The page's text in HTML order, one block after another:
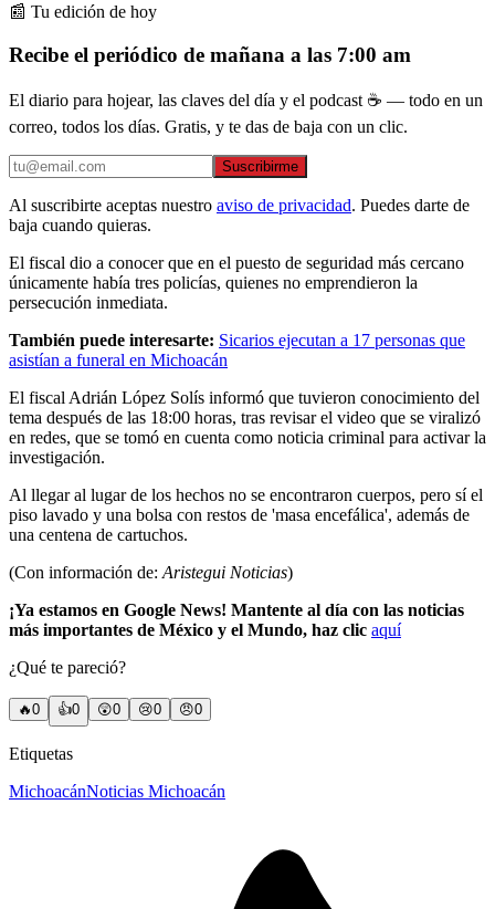
📰 Tu edición de hoy
Recibe el periódico de mañana a las 7:00 am
El diario para hojear, las claves del día y el podcast ☕ — todo en un
correo, todos los días. Gratis, y te das de baja con un clic.
Suscribirme
Al suscribirte aceptas nuestro aviso de privacidad. Puedes darte de
baja cuando quieras.
El fiscal dio a conocer que en el puesto de seguridad más cercano
únicamente había tres policías, quienes no emprendieron la
persecución inmediata.
También puede interesarte: Sicarios ejecutan a 17 personas que
asistían a funeral en Michoacán
El fiscal Adrián López Solís informó que tuvieron conocimiento del
tema después de las 18:00 horas, tras revisar el video que se viralizó
en redes, que se tomó en cuenta como noticia criminal para activar la
investigación.
Al llegar al lugar de los hechos no se encontraron cuerpos, pero sí el
piso lavado y una bolsa con restos de 'masa encefálica', además de
una centena de cartuchos.
(Con información de: Aristegui Noticias)
¡Ya estamos en Google News! Mantente al día con las noticias
más importantes de México y el Mundo, haz clic aquí
¿Qué te pareció?
🔥0 👍0 😲0 😢0 😠0
Etiquetas
MichoacánNoticias Michoacán